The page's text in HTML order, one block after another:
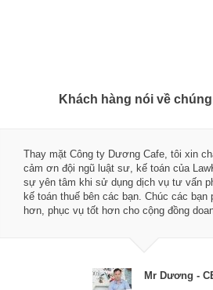
Khách hàng nói về
Thay mặt Công ty Dương Cafe, tôi xin
cảm ơn đội ngũ luật sư, kế toán của
sự yên tâm khi sử dụng dịch vụ tư vấn
kế toán thuế bên các bạn. Chúc các bạn
hơn, phục vụ tốt hơn cho cộng đồng
Mr Dương -